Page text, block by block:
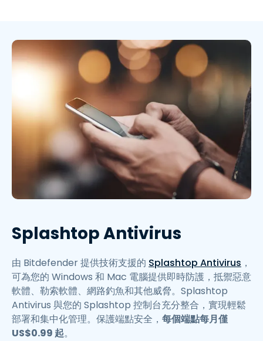
Splashtop Antivirus
由 Bitdefender 提供技術支援的 Splashtop Antivirus ，
可為您的 Windows 和 Mac 電腦提供即時防護，抵禦惡意
軟體、勒索軟體、網路釣魚和其他威脅。Splashtop
Antivirus 與您的 Splashtop 控制台充分整合，實現輕鬆
部署和集中化管理。保護端點安全， 每個端點每月僅
US$0.99起。